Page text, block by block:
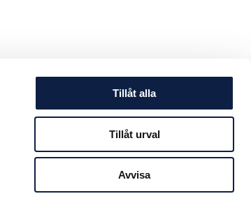
Tillåt alla
Tillåt urval
Avvisa